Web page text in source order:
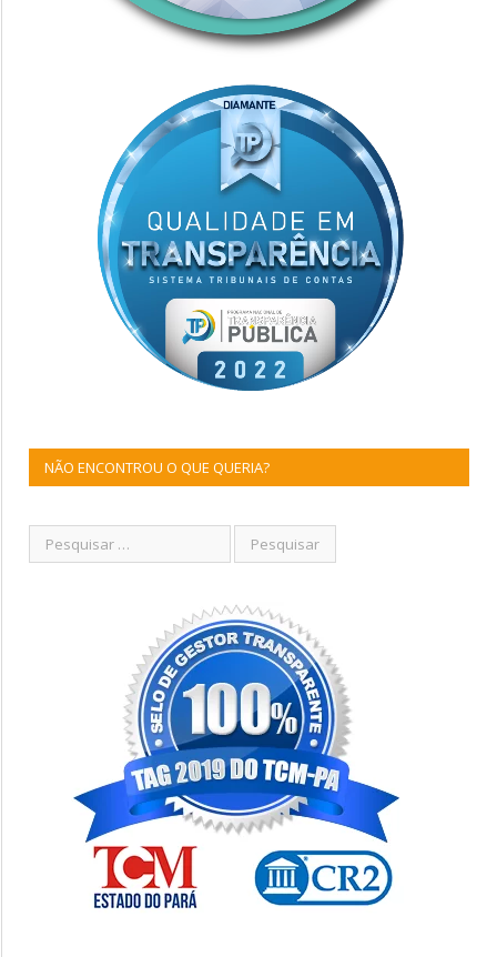
NÃO ENCONTROU O QUE QUERIA?